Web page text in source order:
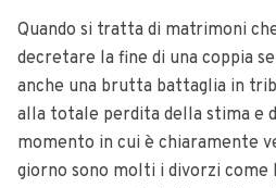
Quando si tratta di matrimoni
decretare la fine di una coppia
anche una brutta battaglia in
alla totale perdita della stima e
momento in cui è chiaramente
giorno sono molti i divorzi come